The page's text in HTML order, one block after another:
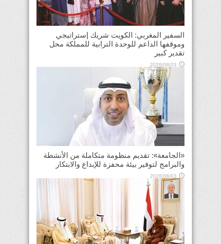
السفير المغربي: الكويت شريك إستراتيجي
وموقفها الداعم للوحدة الترابية للمملكة محل
تقدير كبير
2026/08/03
«الجامعة»: تقديم منظومة متكاملة من الأنشطة
والبرامج لتوفير بيئة محفزة للإبداع والابتكار
2026/08/03